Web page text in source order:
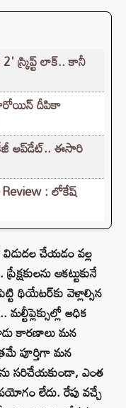
స్క్రిప్ట్ లాక్.. కానీ
దీపికా
అప్‌డేట్.. ఈసారి
Review : లోకేష్
చేయడం వల్ల
ఆకట్టుకునే
థియేటర్‌కు వెళ్లాల్సిన
అధిక
కారణాలు మన
పూర్తిగా మన
సరిచేయకుండా, ఎంత
లేదు. రేపు వచ్చే